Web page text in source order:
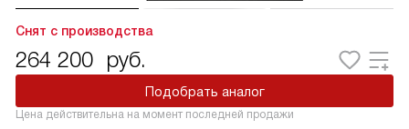
Снят с производства
264 200 руб.
Подобрать аналог
Цена действительна на момент последней продажи